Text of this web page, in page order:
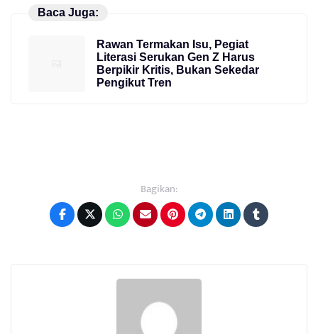
Baca Juga:
Rawan Termakan Isu, Pegiat
Literasi Serukan Gen Z Harus
Berpikir Kritis, Bukan Sekedar
Pengikut Tren
Bagikan: